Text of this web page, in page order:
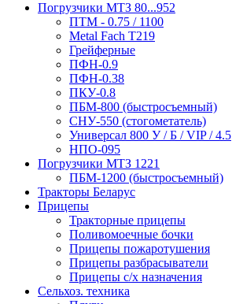
Погрузчики МТЗ 80...952
ПТМ - 0.75 / 1100
Metal Fach T219
Грейферные
ПФН-0.9
ПФН-0.38
ПКУ-0.8
ПБМ-800 (быстросъемный)
СНУ-550 (стогометатель)
Универсал 800 У / Б / VIP / 4.5
НПО-095
Погрузчики МТЗ 1221
ПБМ-1200 (быстросъемный)
Тракторы Беларус
Прицепы
Тракторные прицепы
Поливомоечные бочки
Прицепы пожаротушения
Прицепы разбрасыватели
Прицепы с/х назначения
Сельхоз. техника